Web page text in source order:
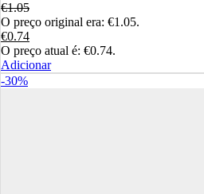
€1.05
O preço original era: €1.05.
€0.74
O preço atual é: €0.74.
Adicionar
-30%